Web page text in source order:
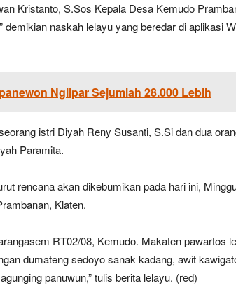
Kristanto, S.Sos Kepala Desa Kemudo
demikian naskah lelayu yang beredar di aplikasi
Nglipar Sejumlah 28.000 Lebih
istri Diyah Reny Susanti, S.Si dan dua
Paramita.
rencana akan dikebumikan pada hari ini,
Klaten.
RT02/08, Kemudo. Makaten pawartos
dumateng sedoyo sanak kadang, awit
panuwun,” tulis berita lelayu. (red)